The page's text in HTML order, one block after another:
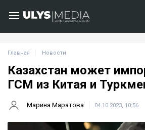
Главная Новости
Казахстан может
ГСМ из Китая и
Марина Маратова 04.10.2023, 10:56